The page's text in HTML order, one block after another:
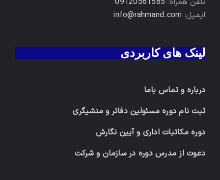
ایمیل: info@rahmand.com
لینک های کاربردی
درباره و تماس باما
ثبت نام دوره مسئولین دفاتر و منشیگری
دوره مکاتبات اداری و آیین نگارش
دعوت از مدرس دوره در سازمان و شرکت